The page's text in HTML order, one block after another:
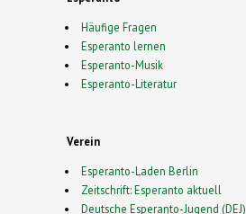
Häufige Fragen
Esperanto lernen
Esperanto-Musik
Esperanto-Literatur
Verein
Esperanto-Laden Berlin
Zeitschrift: Esperanto aktuell
Deutsche Esperanto-Jugend (DEJ)